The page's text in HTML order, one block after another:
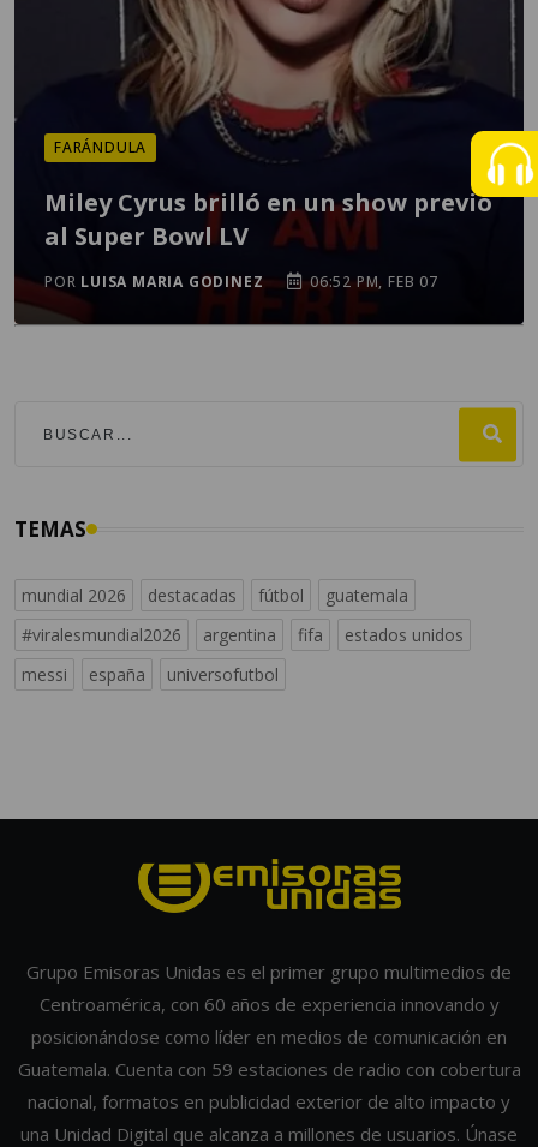
FARÁNDULA
Miley Cyrus brilló en un show previo
al Super Bowl LV
POR LUISA MARIA GODINEZ 06:52 PM, FEB 07
TEMAS
mundial 2026 destacadas fútbol
guatemala
#viralesmundial2026
argentina fifa
estados unidos
messi
españa universofutbol
Grupo Emisoras Unidas es el primer grupo multimedios de
Centroamérica, con 60 años de experiencia innovando y
posicionándose como líder en medios de comunicación en
Guatemala. Cuenta con 59 estaciones de radio con cobertura
nacional, formatos en publicidad exterior de alto impacto y
una Unidad Digital que alcanza a millones de usuarios. Únase